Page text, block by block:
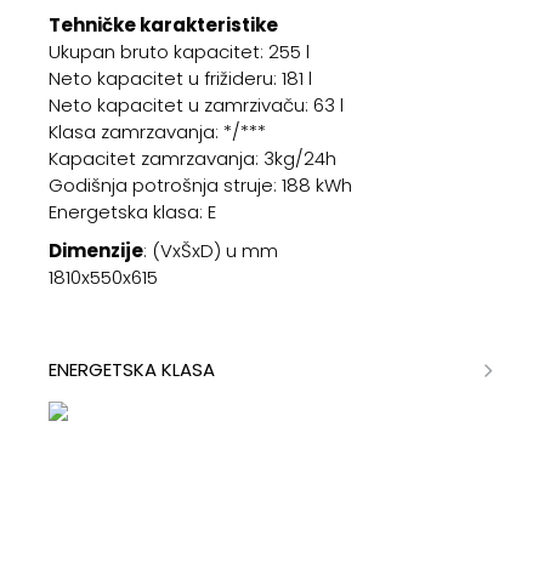
Tehničke karakteristike
Ukupan bruto kapacitet: 255 l
Neto kapacitet u frižideru: 181 l
Neto kapacitet u zamrzivaču: 63 l
Klasa zamrzavanja: */***
Kapacitet zamrzavanja: 3kg/24h
Godišnja potrošnja struje: 188 kWh
Energetska klasa: E
Dimenzije: (VxŠxD) u mm
1810x550x615
ENERGETSKA KLASA